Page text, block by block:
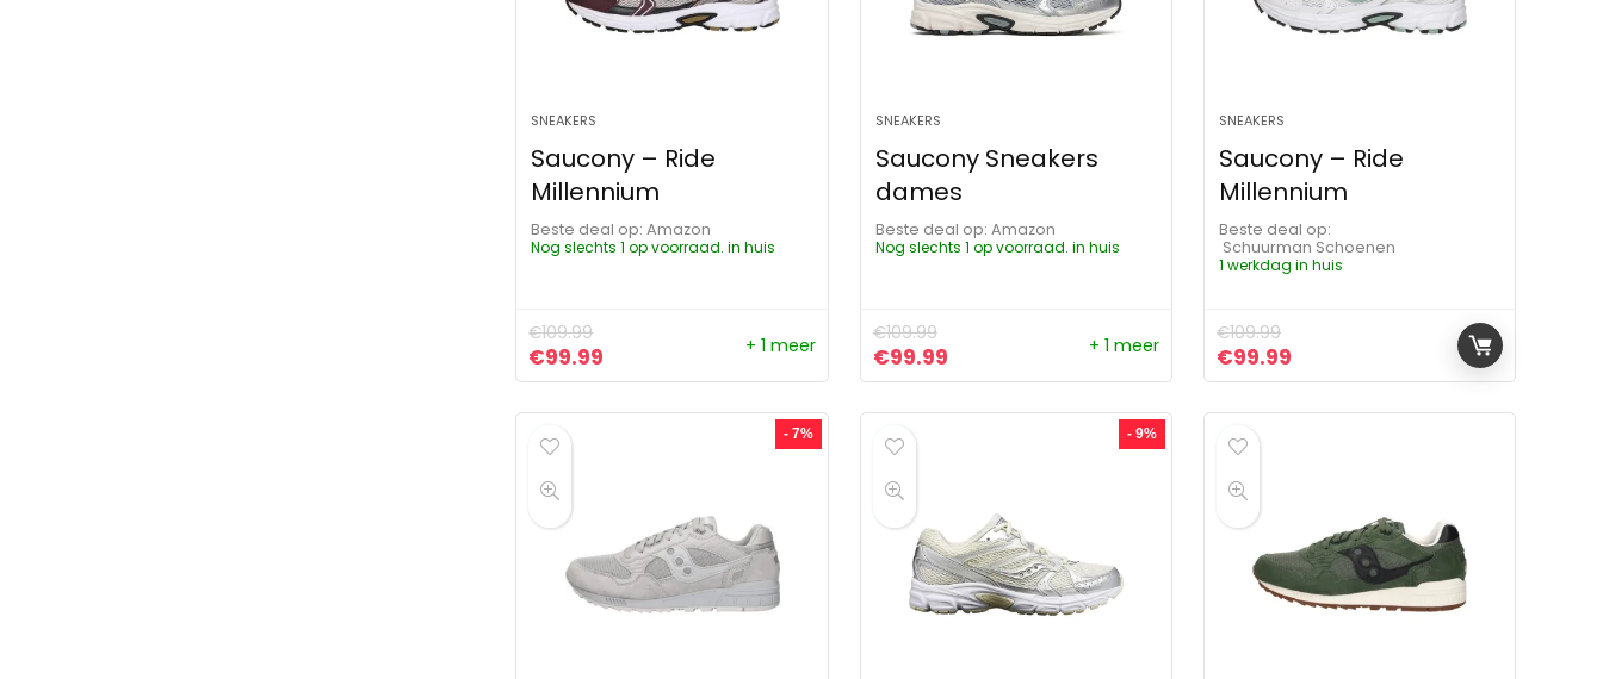
SNEAKERS
Saucony – Ride
Millennium
Beste deal op:
Amazon
Nog slechts 1 op voorraad. in huis
€109.99
Oorspronkelijke prijs was: €109.99.
€99.99 Huidige prijs is: €99.99.
+ 1 meer
SNEAKERS
Saucony Sneakers
dames
Beste deal op:
Amazon
Nog slechts 1 op voorraad. in huis
€109.99
Oorspronkelijke prijs was: €109.99.
€99.99Huidige prijs is: €99.99.
+ 1 meer
SNEAKERS
Saucony – Ride
Millennium
Beste deal op:
Schuurman Schoenen
1 werkdag in huis
€109.99
Oorspronkelijke prijs was: €109.99.
€99.99 Huidige prijs is: €99.99.
- 7% - 9%